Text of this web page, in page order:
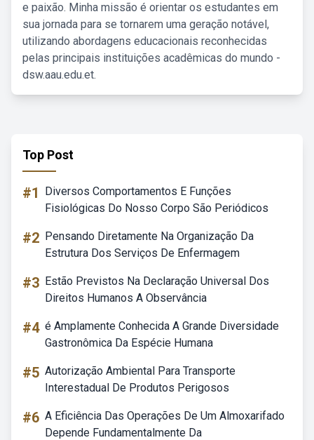
e paixão. Minha missão é orientar os estudantes em
sua jornada para se tornarem uma geração notável,
utilizando abordagens educacionais reconhecidas
pelas principais instituições acadêmicas do mundo -
dsw.aau.edu.et.
Top Post
#1
Diversos Comportamentos E Funções
Fisiológicas Do Nosso Corpo São Periódicos
#2 Pensando Diretamente Na Organização Da
Estrutura Dos Serviços De Enfermagem
#3 Estão Previstos Na Declaração Universal Dos
Direitos Humanos A Observância
#4 é Amplamente Conhecida A Grande Diversidade
Gastronômica Da Espécie Humana
#5 Autorização Ambiental Para Transporte
Interestadual De Produtos Perigosos
#6 A Eficiência Das Operações De Um Almoxarifado
Depende Fundamentalmente Da